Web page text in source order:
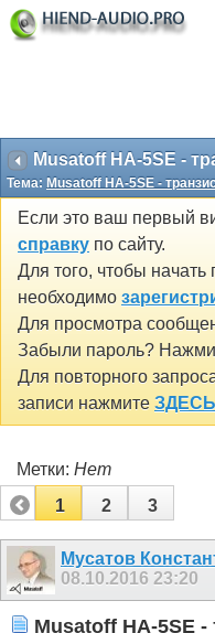
Тема: Musatoff HA-5SE -
Если это ваш первый
справку по сайту.
Для того, чтобы
необходимо
Для просмотра
Забыли пароль?
Для повторного
записи нажмите ЗДЕСЬ
Метки: Нет
1
2 3
Мусатов
08.10.2016 23:20
Musatoff HA-5SE